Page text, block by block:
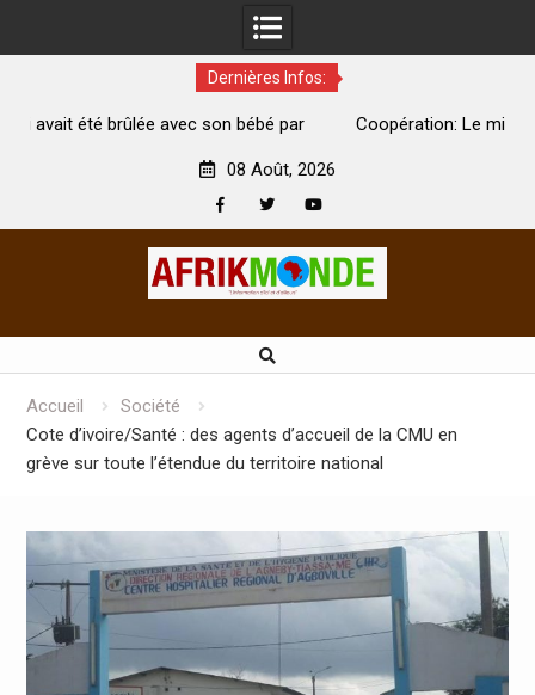
Dernières Infos:
Coopération: Le ministre Indien Kirti Vardhan Singh à
08 Août, 2026
Accueil
Société
Cote d’ivoire/Santé : des agents d’accueil de la CMU en
grève sur toute l’étendue du territoire national